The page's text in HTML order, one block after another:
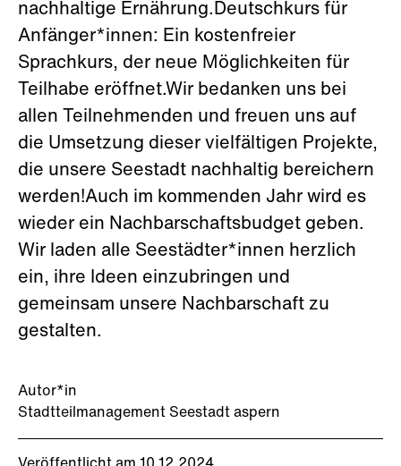
Autor*in
Stadtteilmanagement Seestadt aspern
nachhaltige Ernährung.Deutschkurs für
Anfänger*innen: Ein kostenfreier
Sprachkurs, der neue Möglichkeiten für
Teilhabe eröffnet.Wir bedanken uns bei
allen Teilnehmenden und freuen uns auf
die Umsetzung dieser vielfältigen Projekte,
die unsere Seestadt nachhaltig bereichern
werden!Auch im kommenden Jahr wird es
wieder ein Nachbarschaftsbudget geben.
Wir laden alle Seestädter*innen herzlich
ein, ihre Ideen einzubringen und
gemeinsam unsere Nachbarschaft zu
gestalten.